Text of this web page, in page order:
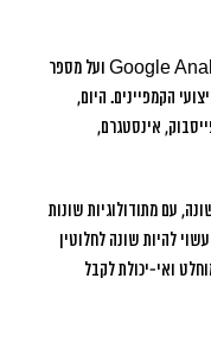
בעבר, מנהל שיווק יכול היה להסתמך על Google Analytics ועל מספר
הקמפיינים. היום,
אינסטגרם,
עם מתודולוגיות שונות
להיות שונה לחלוטין
ואי-יכולת לקבל